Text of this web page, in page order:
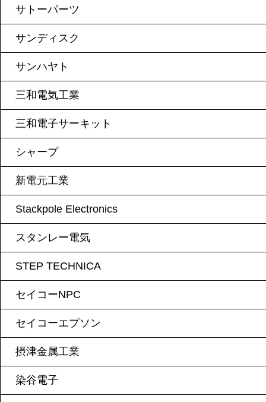
サトーパーツ
サンディスク
サンハヤト
三和電気工業
三和電子サーキット
シャープ
新電元工業
Stackpole Electronics
スタンレー電気
STEP TECHNICA
セイコーNPC
セイコーエプソン
摂津金属工業
染谷電子